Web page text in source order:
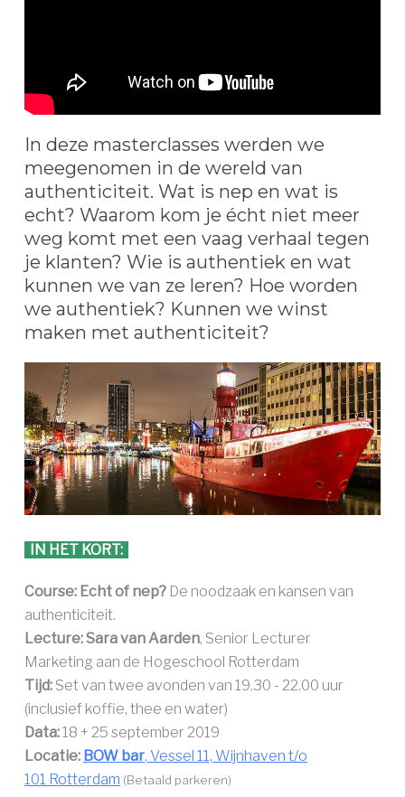
LID WORDEN ››
In deze masterclasses werden we
meegenomen in de wereld van
authenticiteit. Wat is nep en wat is
echt? Waarom kom je écht niet meer
weg komt met een vaag verhaal tegen
je klanten? Wie is authentiek en wat
kunnen we van ze leren? Hoe worden
we authentiek? Kunnen we winst
maken met authenticiteit?
IN HET KORT:
Course: Echt of nep? De noodzaak en kansen van
authenticiteit.
Lecture: Sara van Aarden, Senior Lecturer
Marketing aan de Hogeschool Rotterdam
Tijd:Set van twee avonden van 19.30 - 22.00 uur
(inclusief koffie, thee en water)
Data:18 + 25 september 2019
Locatie: BOW bar, Vessel 11, Wijnhaven t/o
101 Rotterdam (Betaald parkeren)